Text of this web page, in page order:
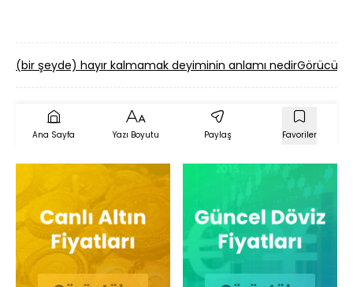
(bir şeyde) hayır kalmamak deyiminin anlamı nedir
Ana Sayfa Yazı Boyutu Paylaş Favoriler